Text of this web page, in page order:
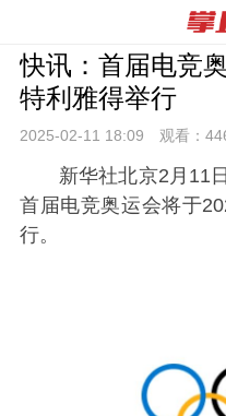
快讯：首届电竞
特利雅得举行
2025-02-11 18:09 观看：
新华社北京2月11日
首届电竞奥运会将于
行。